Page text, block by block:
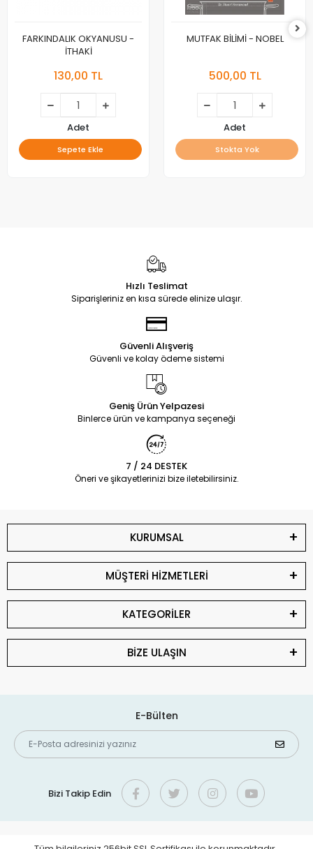
FARKINDALIK OKYANUSU -
İTHAKİ
130,00 TL
Adet
Sepete Ekle
MUTFAK BİLİMİ - NOBEL
500,00 TL
Adet
Stokta Yok
Hızlı Teslimat
Siparişleriniz en kısa sürede elinize ulaşır.
Güvenli Alışveriş
Güvenli ve kolay ödeme sistemi
Geniş Ürün Yelpazesi
Binlerce ürün ve kampanya seçeneği
7 / 24 DESTEK
Öneri ve şikayetlerinizi bize iletebilirsiniz.
KURUMSAL
MÜŞTERİ HİZMETLERİ
KATEGORİLER
BİZE ULAŞIN
E-Bülten
Bizi Takip Edin